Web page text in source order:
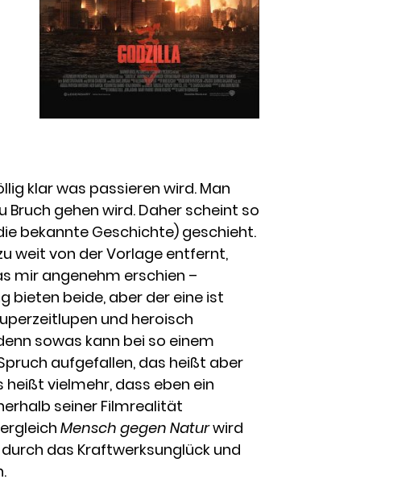
klar was passieren wird. Man
gehen wird. Daher scheint so
bekannte Geschichte) geschieht.
weit von der Vorlage entfernt,
mir angenehm erschien –
bieten beide, aber der eine ist
und heroisch
sowas kann bei so einem
aufgefallen, das heißt aber
vielmehr, dass eben ein
seiner Filmrealität
Mensch gegen Naturwird
das Kraftwerksunglück und